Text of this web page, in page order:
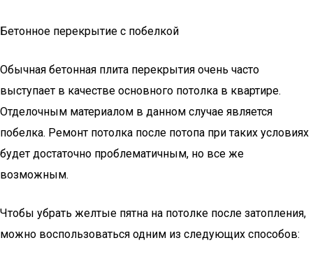
Бетонное перекрытие с побелкой
Обычная бетонная плита перекрытия очень часто
выступает в качестве основного потолка в квартире.
Отделочным материалом в данном случае является
побелка. Ремонт потолка после потопа при таких условиях
будет достаточно проблематичным, но все же
возможным.
Чтобы убрать желтые пятна на потолке после затопления,
можно воспользоваться одним из следующих способов: